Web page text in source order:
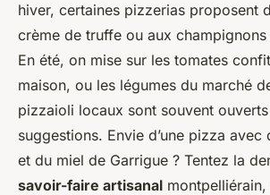
hiver, certaines pizzerias proposent
crème de truffe ou aux champignons
En été, on mise sur les tomates
maison, ou les légumes du marché
pizzaioli locaux sont souvent
suggestions. Envie d’une pizza avec
et du miel de Garrigue ? Tentez la
savoir-faire artisanal montpelliérain,